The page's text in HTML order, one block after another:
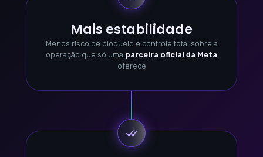
Mais estabilidade
Menos risco de bloqueio e controle total sobre a
operação que só uma parceira oficial da Meta
oferece